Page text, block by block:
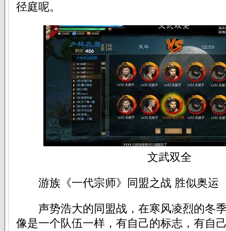
径庭呢。
文武双全
游族《一代宗师》同盟之战 胜似奥运
声势浩大的同盟战，在寒风凌烈的冬
像是一个队伍一样，有自己的标志，有自